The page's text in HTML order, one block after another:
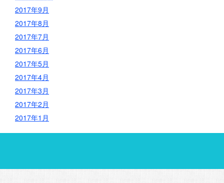
2017年9月
2017年8月
2017年7月
2017年6月
2017年5月
2017年4月
2017年3月
2017年2月
2017年1月